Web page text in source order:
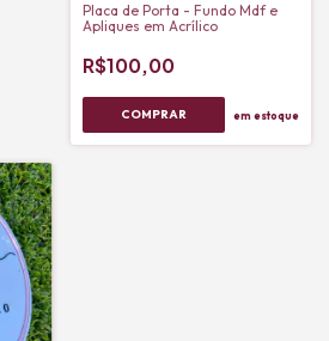
Placa de Porta - Fundo Mdf e
Apliques em Acrílico
R$100,00
COMPRAR em estoque